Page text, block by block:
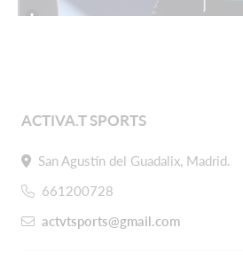
ACTIVA.T SPORTS
San Agustín del Guadalix, Madrid.
661200728
actvtsports@gmail.com